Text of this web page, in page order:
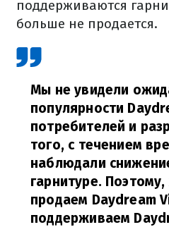
поддерживаются
больше не продается.
Мы не увидели
популярности
потребителей и
того, с течением
наблюдали
гарнитуре.
продаем Daydream
поддерживаем